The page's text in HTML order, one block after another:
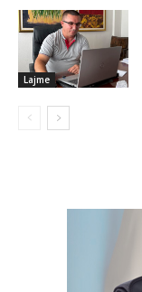
Lajme